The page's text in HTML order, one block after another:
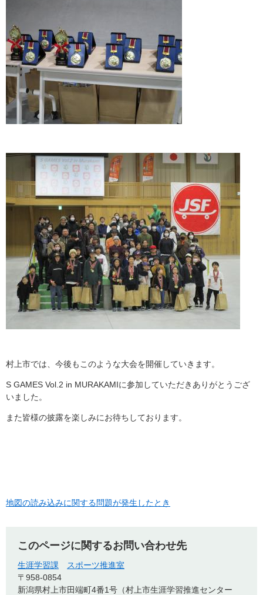
村上市では、今後もこのような大会を開催していきます。
S GAMES Vol.2 in MURAKAMIに参加していただきありがとうござ
いました。
また皆様の披露を楽しみにお待ちしております。
地図の読み込みに関する問題が発生したとき
このページに関するお問い合わせ先
生涯学習課
スポーツ推進室
〒958-0854
新潟県村上市田端町4番1号（村上市生涯学習推進センター